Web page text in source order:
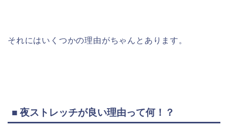
それにはいくつかの理由がちゃんとあります。
■ 夜ストレッチが良い理由って何！？